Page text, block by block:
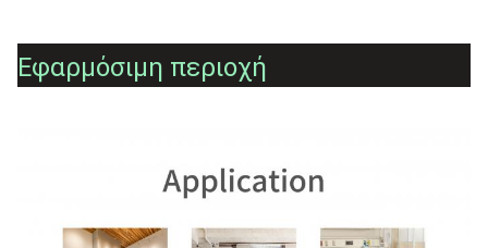
Εφαρμόσιμη περιοχή